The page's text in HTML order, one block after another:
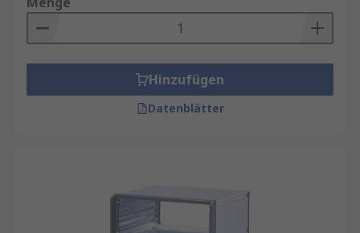
Hinzufügen
Datenblätter